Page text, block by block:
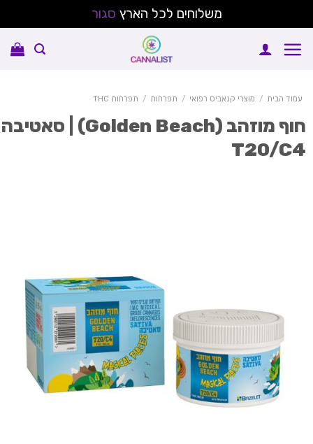
משלוחים לכל הארץסגור
עמוד הבית / מוצרי קנאביס רפואי / תפרחות / תפרחות THC
חוף מוזהב (Golden Beach) | סאטיבה
T20/